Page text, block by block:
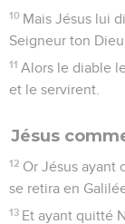
10 Mais Jésus lui
Seigneur ton
11 Alors le diable
et le servirent.
Jésus
12 Or Jésus ayant
se retira en
13 Et ayant quitté